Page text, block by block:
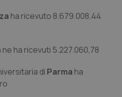
ha ricevuto 8.679.008,44
ne ha ricevuti 5.227.060,78
di Parma ha